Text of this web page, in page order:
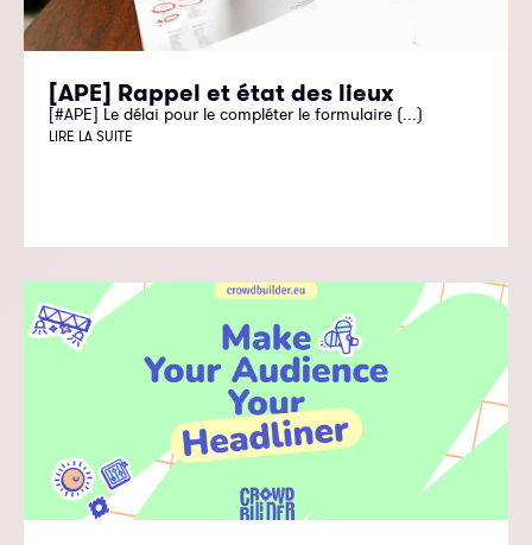
[APE] Rappel et état des lieux
[#APE] Le délai pour le compléter le formulaire (...)
LIRE LA SUITE